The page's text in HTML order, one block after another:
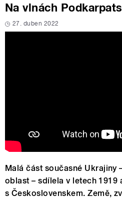
Na vlnách
27. duben 2022
Malá část současné Ukrajiny
oblast – sdílela v letech 1919
s Československem. Země,